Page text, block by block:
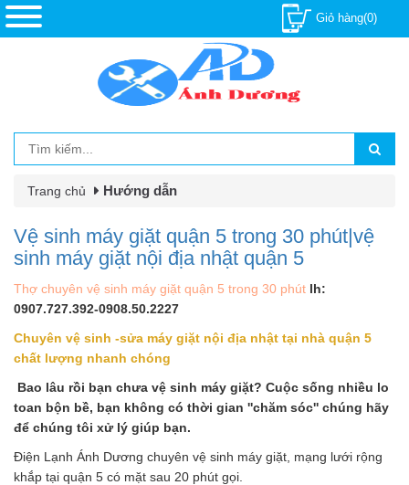
Giỏ hàng(0)
Trang chủ Hướng dẫn
Vệ sinh máy giặt quận 5 trong 30 phút|vệ
sinh máy giặt nội địa nhật quận 5
Thợ chuyên vệ sinh máy giặt quận 5 trong 30 phút lh:
0907.727.392-0908.50.2227
Chuyên vệ sinh -sửa máy giặt nội địa nhật tại nhà quận 5
chất lượng nhanh chóng
Bao lâu rồi bạn chưa vệ sinh máy giặt? Cuộc sống nhiều lo
toan bộn bề, bạn không có thời gian ''chăm sóc'' chúng hãy
để chúng tôi xử lý giúp bạn.
Điện Lạnh Ánh Dương chuyên vệ sinh máy giặt, mạng lưới rộng
khắp tại quận 5 có mặt sau 20 phút gọi.